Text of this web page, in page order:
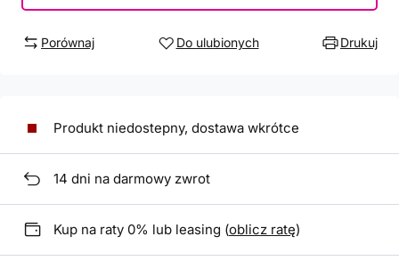
Porównaj Do ulubionych Drukuj
Produkt niedostepny, dostawa wkrótce
14 dni na darmowy zwrot
Kup na raty 0% lub leasing (oblicz ratę)